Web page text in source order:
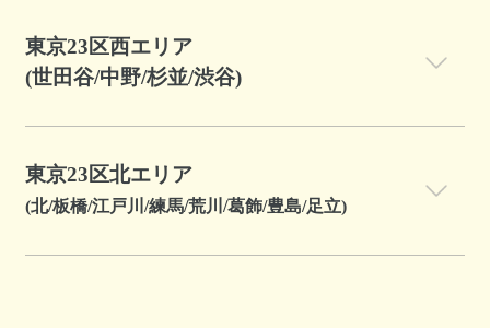
東京23区西エリア
(世田谷/中野/杉並/渋谷)
東京23区北エリア
(北/板橋/江戸川/練馬/荒川/葛飾/豊島/足立)